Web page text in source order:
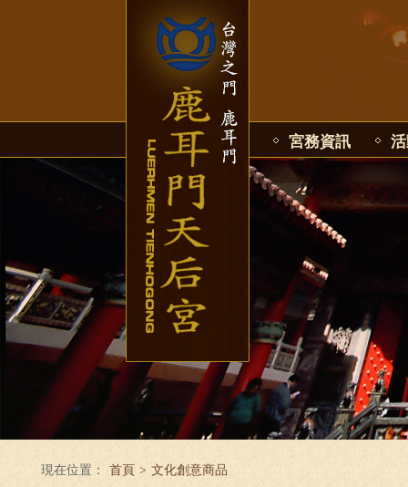
宮務資訊
現在位置： 首頁 > 文化創意商品